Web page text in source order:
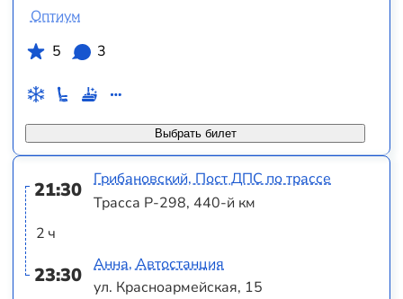
Выбрать билет
Оптиум
5
3
21:30
2 ч
23:30
Грибановский, Пост ДПС по трассе
Трасса Р-298, 440-й км
Анна, Автостанция
ул. Красноармейская, 15